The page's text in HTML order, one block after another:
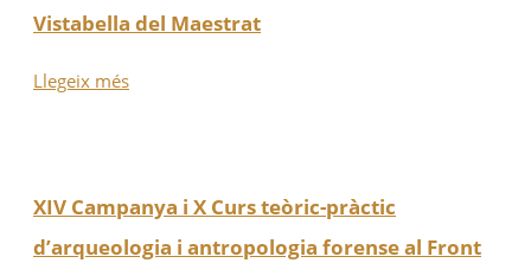
Vistabella del Maestrat
Llegeix més
XIV Campanya i X Curs teòric-pràctic
d’arqueologia i antropologia forense al Front